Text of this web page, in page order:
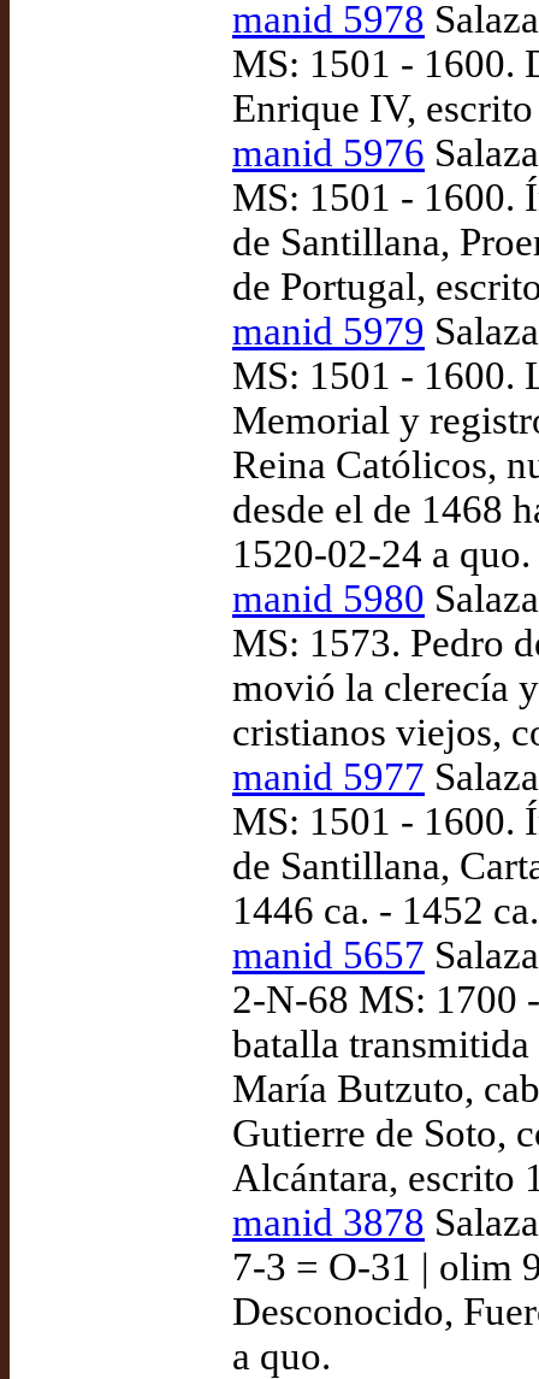
manid 5978
MS: 1501 - 1600.
Enrique IV,
manid 5976
MS: 1501 - 1600.
de Santillana,
de Portugal,
manid 5979
MS: 1501 - 1600.
Memorial y
Reina Católicos,
desde el de 1468
1520-02-24 a quo.
manid 5980
MS: 1573. Pedro
movió la clerecía
cristianos viejos,
manid 5977
MS: 1501 - 1600.
de Santillana,
1446 ca. - 1452 ca.
manid 5657
2-N-68 MS: 1700
batalla
María Butzuto,
Gutierre de Soto,
Alcántara, escrito
manid 3878
7-3 = O-31 | olim
Desconocido,
a quo.